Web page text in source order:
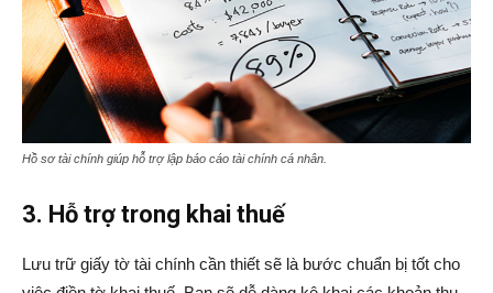
Hồ sơ tài chính giúp hỗ trợ lập báo cáo tài chính cá nhân
3. Hỗ trợ trong khai thuế
Lưu trữ giấy tờ tài chính cần thiết sẽ là bước chuẩn bị tốt cho